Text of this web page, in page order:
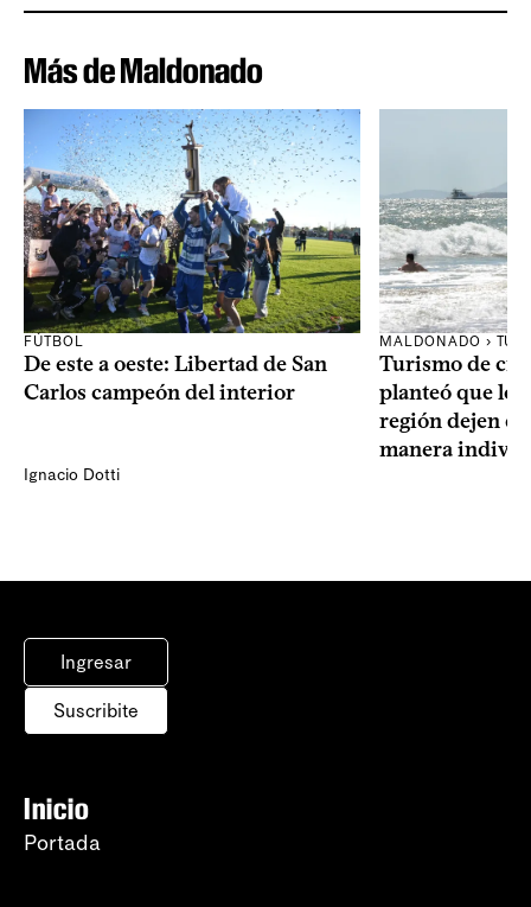
Más de Maldonado
FÚTBOL
De este a oeste: Libertad de San
Carlos campeón del interior
Ignacio Dotti
MALDONADO ›
Turismo de
planteó que
región dejen
manera
Ingresar
Suscribite
Inicio
Portada